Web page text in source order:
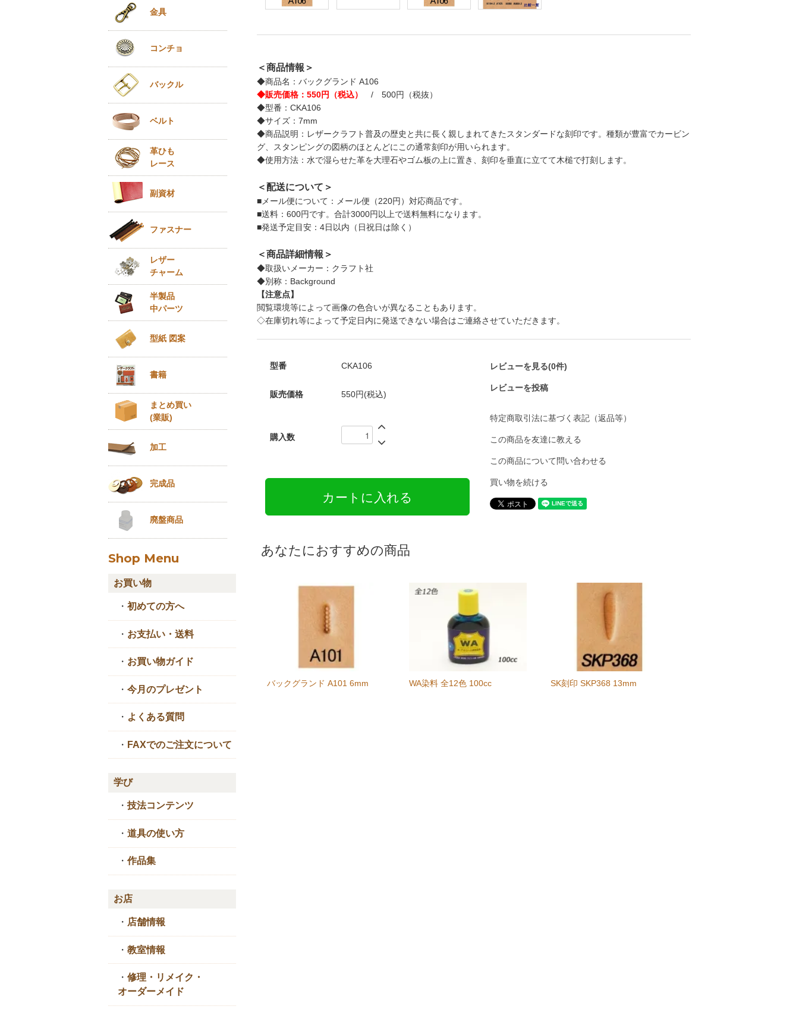
＜商品情報＞
◆商品名：バックグランド A106
◆販売価格：550円（税込）
/ 500円（税抜）
◆型番：CKA106
◆サイズ：7mm
◆商品説明：レザークラフト普及の歴史と共に長く親しまれてきたスタンダードな刻印です。種類が豊富でカービン
グ、スタンピングの図柄のほとんどにこの通常刻印が用いられます。
◆使用方法：水で湿らせた革を大理石やゴム板の上に置き、刻印を垂直に立てて木槌で打刻します。
＜配送について＞
■メール便について：メール便（220円）対応商品です。
■送料：600円です。合計3000円以上で送料無料になります。
■発送予定目安：4日以内（日祝日は除く）
＜商品詳細情報＞
◆取扱いメーカー：クラフト社
◆別称：Background
【注意点】
閲覧環境等によって画像の色合いが異なることもあります。
◇在庫切れ等によって予定日内に発送できない場合はご連絡させていただきます。
型番 CKA106
販売価格 550円(税込)
購入数
レビューを見る(0件)
レビューを投稿
特定商取引法に基づく表記（返品等）
この商品を友達に教える
この商品について問い合わせる
買い物を続ける
あなたにおすすめの商品
バックグランド A101 6mm WA染料 全12色 100cc SK刻印 SKP368 13mm
金具
コンチョ
バックル
ベルト
革ひも
レース
副資材
ファスナー
レザー
チャーム
半製品
中パーツ
型紙 図案
書籍
まとめ買い
(業販)
加工
完成品
廃盤商品
Shop Menu
お買い物
・ 初めての方へ
・ お支払い・送料
・ お買い物ガイド
・ 今月のプレゼント
・ よくある質問
・ FAXでのご注文について
学び
・ 技法コンテンツ
・ 道具の使い方
・ 作品集
お店
・ 店舗情報
・ 教室情報
・ 修理・リメイク・
オーダーメイド